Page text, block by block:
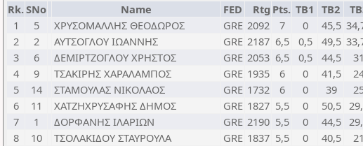
Rk.SNo Name FED Rtg Pts. TB1 TB2
1
5 ΧΡΥΣΟΜΑΛΛΗΣ ΘΕΟΔΩΡΟΣ GRE 2092 7 0 45,5
2
2 ΑΥΤΣΟΓΛΟΥ ΙΩΑΝΝΗΣ GRE 2187 6,5 0,5 49,5
3
6 ΔΕΜΙΡΤΖΟΓΛΟΥ ΧΡΗΣΤΟΣ GRE 2053 6,5 0,5 44,5
31
4
9 ΤΣΑΚΙΡΗΣ ΧΑΡΑΛΑΜΠΟΣ GRE 1935 6 0 41,5
5
14 ΣΤΑΜΟΥΛΑΣ ΝΙΚΟΛΑΟΣ GRE 1732 6 0 39
6
11 ΧΑΤΖΗΧΡΥΣΑΦΗΣ ΔΗΜΟΣ GRE 1827 5,5 0 50,5
7
1 ΔΟΡΦΑΝΗΣ ΙΛΑΡΙΩΝ GRE 2190 5,5 0 44,5
8
10 ΤΣΟΛΑΚΙΔΟΥ ΣΤΑΥΡΟΥΛΑ GRE 1837 5,5 0 40,5
21